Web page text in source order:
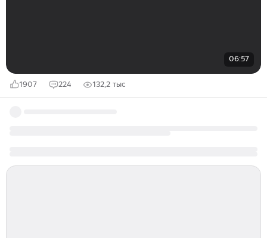
06:57
1907 224 132,2 тыс